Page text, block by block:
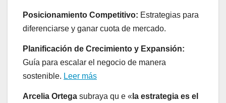
Posicionamiento Competitivo: Estrategias para
diferenciarse y ganar cuota de mercado.
Planificación de Crecimiento y Expansión:
Guía para escalar el negocio de manera
sostenible. Leer más
Arcelia Ortega subraya qu e « la estrategia es el